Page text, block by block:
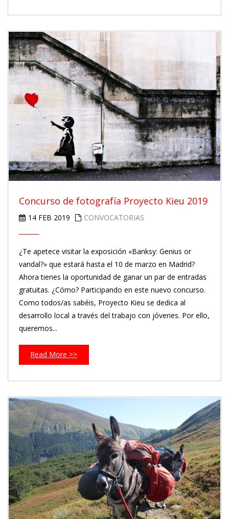
Concurso de fotografía Proyecto Kieu 2019
14 FEB 2019 CONVOCATORIAS
¿Te apetece visitar la exposición «Banksy: Genius or
vandal?» que estará hasta el 10 de marzo en Madrid?
Ahora tienes la oportunidad de ganar un par de entradas
gratuitas. ¿Cómo? Participando en este nuevo concurso.
Como todos/as sabéis, Proyecto Kieu se dedica al
desarrollo local a través del trabajo con jóvenes. Por ello,
queremos...
Read More >>